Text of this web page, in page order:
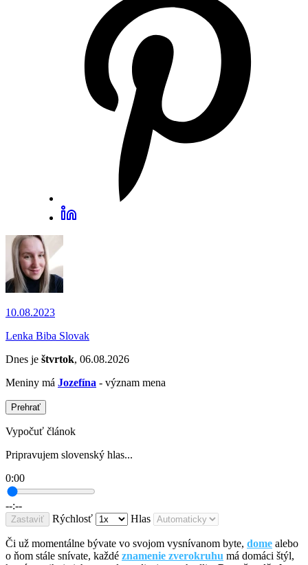
10.08.2023
Lenka Biba Slovak
Dnes je štvrtok, 06.08.2026
Meniny má Jozefína - význam mena
Prehrať
Vypočuť článok
Pripravujem slovenský hlas...
0:00
--:--
Zastaviť Rýchlosť Hlas
Či už momentálne bývate vo svojom vysnívanom byte, dome alebo
o ňom stále snívate, každé znamenie zverokruhu má domáci štýl,